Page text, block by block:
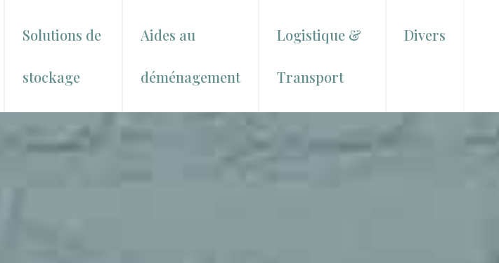
Solutions de
stockage
Aides au
déménagement
Logistique &
Transport
Divers